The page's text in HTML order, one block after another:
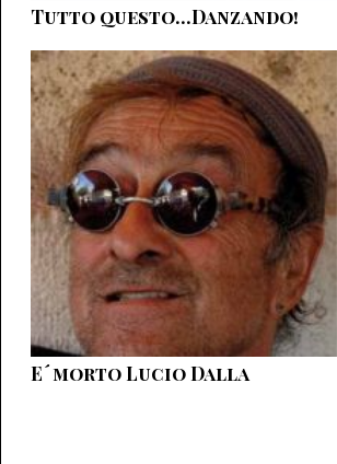
Tutto questo...Danzando!
E´ morto Lucio Dalla